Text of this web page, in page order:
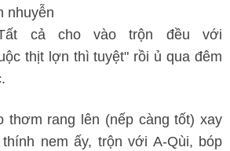
nhuyễn
Tất cả cho vào trộn đều với
thịt lợn thì tuyệt" rồi ủ qua đêm
thơm rang lên (nếp càng tốt) xay
nem ấy, trộn với A-Qùi, bóp